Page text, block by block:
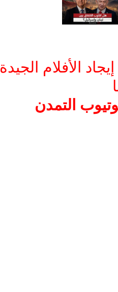
الأفلام الجيدة
التمدن